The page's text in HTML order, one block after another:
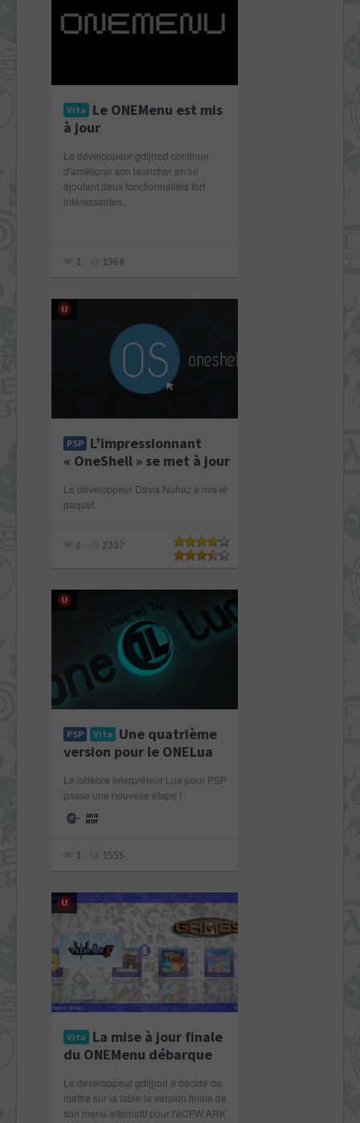
Vita Le ONEMenu est mis
à jour
Le développeur gdljrrod continue
d'améliorer son launcher en lui
ajoutant deux fonctionnalités fort
intéressantes.
1 1968
PSP L’impressionnant
« OneShell » se met à jour
Le développeur Davis Nuñez a mis le
paquet.
2 2307
PSP Vita Une quatrième
version pour le ONELua
Le célèbre interpréteur Lua pour PSP
passe une nouvelle étape !
1 1555
Vita La mise à jour finale
du ONEMenu débarque
Le développeur gdljjrod a décidé de
mettre sur la table la version finale de
son menu alternatif pour l'eCFW ARK